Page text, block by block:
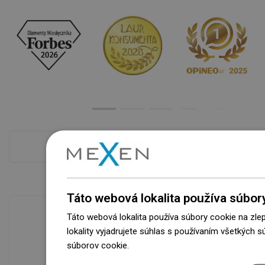
Pokladňa viac
Dostupnosť tovaru
Táto webová lokalita používa
Táto webová lokalita používa súbory cookie na
lokality vyjadrujete súhlas s používaním všetkých
súborov cookie.